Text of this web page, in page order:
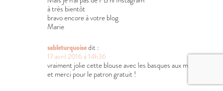
à très bientôt
bravo encore à votre blog
Marie
sableturquoisedit :
17 avril 2016 à 14h36
vraiment jolie cette blouse avec les basques aux manches !
et merci pour le patron gratuit !